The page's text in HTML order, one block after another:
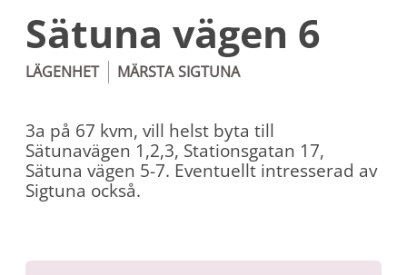
Sätuna vägen 6
LÄGENHET MÄRSTA SIGTUNA
3a på 67 kvm, vill helst byta till
Sätunavägen 1,2,3, Stationsgatan 17,
Sätuna vägen 5-7. Eventuellt intresserad av
Sigtuna också.